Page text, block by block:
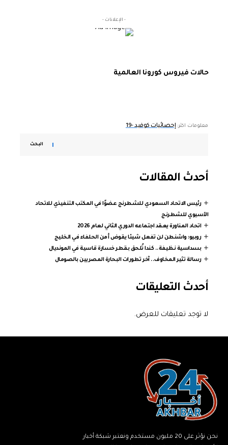
- الإعلانات -
حالات فيروس كورونا العالمية
معلومات اكثر: إحصائيات كوفيد -19
البحث
أحدث المقالات
رئيس الاتحاد السعودي للشطرنج عضوًا في المكتب التنفيذي للاتحاد
الآسيوي للشطرنج
اتحاد المناورة يعقد اجتماعه الدوري الثاني لعام 2026
روبيو: واشنطن لن تفعل شيئا يقوض أمن الحلفاء في الخليج
بسداسية نظيفة.. كندا تُلحق بقطر خسارة قاسية في المونديال
رسالة تثير المخاوف.. آخر تطورات البحارة المصريين بالصومال
أحدث التعليقات
لا توجد تعليقات للعرض.
نحن نؤثر على 20 مليون مستخدم ونعتبر شبكة أخبار